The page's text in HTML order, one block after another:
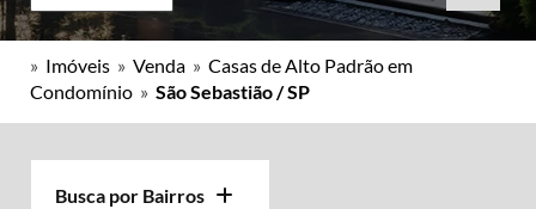
» Imóveis » Venda » Casas de Alto Padrão em
Condomínio » São Sebastião / SP
Busca por Bairros